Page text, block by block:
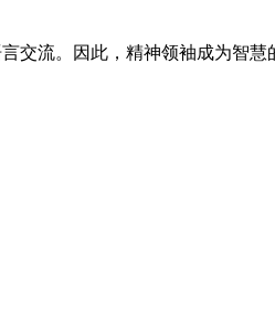
流。因此，精神领袖成为智慧